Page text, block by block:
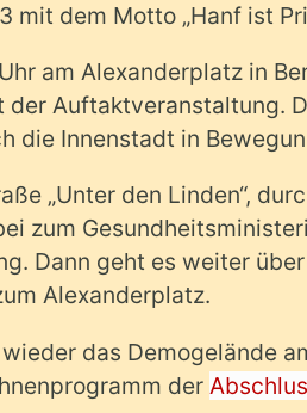
mit dem Motto „Hanf ist
am Alexanderplatz in
der Auftaktveranstaltung.
die Innenstadt in
„Unter den Linden“,
zum
Dann geht es weiter
Alexanderplatz.
das Demogelände
der